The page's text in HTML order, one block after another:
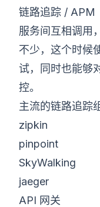
链路追踪 / APM
服务间互相调用
不少，这个时候
试，同时也能够
控。
主流的链路追踪
zipkin
pinpoint
SkyWalking
jaeger
API 网关